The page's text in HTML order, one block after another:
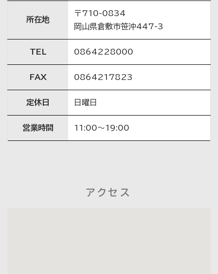
所在地
〒710-0834
岡山県倉敷市笹沖447-3
TEL 0864228000
FAX 0864217823
定休日 日曜日
営業時間 11:00～19:00
アクセス